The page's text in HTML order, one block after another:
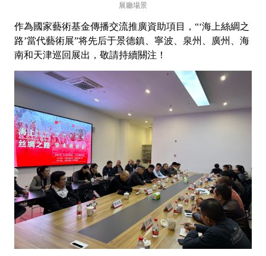
展廳場景
作為國家藝術基金傳播交流推廣資助項目，“‘海上絲綢之
路’當代藝術展”将先后于景德鎮、寧波、泉州、廣州、海
南和天津巡回展出，敬請持續關注！